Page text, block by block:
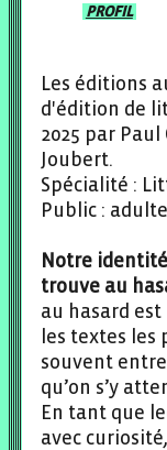
PROFIL
Les éditions
d'édition de
2025 par
Joubert.
Spécialité :
Public : adulte
Notre
trouve au
au hasard est
les textes
souvent
qu’on s’y
En tant que
avec